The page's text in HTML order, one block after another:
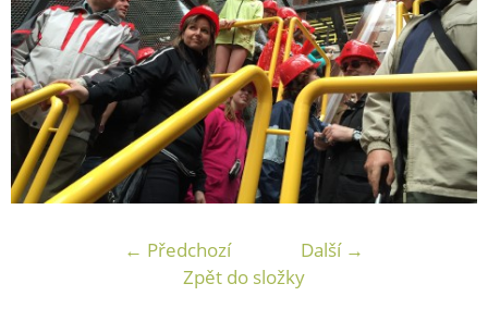
← Předchozí
Další →
Zpět do složky